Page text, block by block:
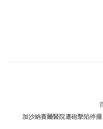
加沙納賽爾醫院遭砲擊陷停